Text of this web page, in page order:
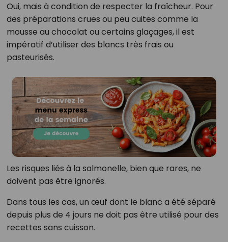
Oui, mais à condition de respecter la fraîcheur. Pour
des préparations crues ou peu cuites comme la
mousse au chocolat ou certains glaçages, il est
impératif d’utiliser des blancs très frais ou
pasteurisés.
Les risques liés à la salmonelle, bien que rares, ne
doivent pas être ignorés.
Dans tous les cas, un œuf dont le blanc a été séparé
depuis plus de 4 jours ne doit pas être utilisé pour des
recettes sans cuisson.